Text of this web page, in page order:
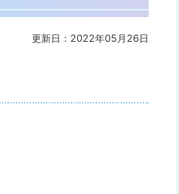
更新日：2022年05月26日